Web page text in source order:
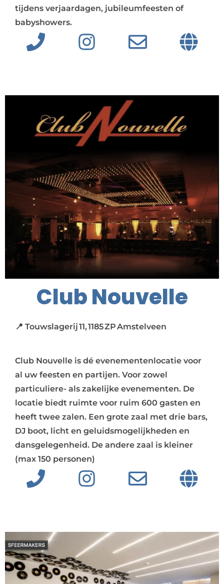
tijdens verjaardagen, jubileumfeesten of
babyshowers.
Club Nouvelle
📍 Touwslagerij 11, 1185 ZP Amstelveen
Club Nouvelle is dé evenementenlocatie voor
al uw feesten en partijen. Voor zowel
particuliere- als zakelijke evenementen. De
locatie biedt ruimte voor ruim 600 gasten en
heeft twee zalen. Een grote zaal met drie bars,
DJ boot, licht en geluidsmogelijkheden en
dansgelegenheid. De andere zaal is kleiner
(max 150 personen)